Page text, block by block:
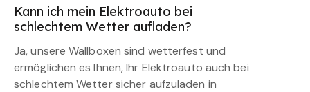
Kann ich mein Elektroauto bei
schlechtem Wetter aufladen?
Ja, unsere Wallboxen sind wetterfest und
ermöglichen es Ihnen, Ihr Elektroauto auch bei
schlechtem Wetter sicher aufzuladen in